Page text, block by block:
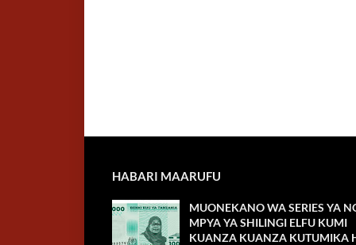
HABARI MAARUFU
MUONEKANO WA SERIES YA
MPYA YA SHILINGI ELFU KUMI
KUANZA KUANZA KUTUMIKA